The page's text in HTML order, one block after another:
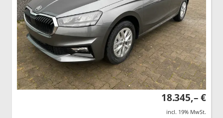
18.345,– €
incl. 19% MwSt.